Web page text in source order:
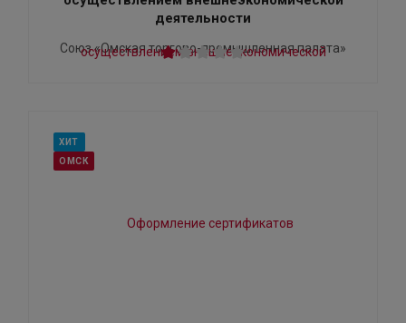
деятельности
Союз «Омская торгово-промышленная палата»
ХИТ
ОМСК